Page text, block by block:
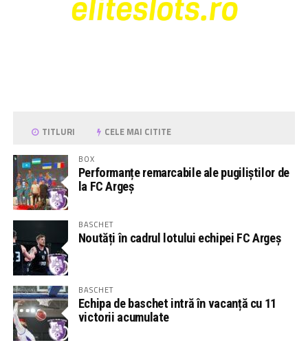
TITLURI CELE MAI CITITE
BOX
Performanțe remarcabile ale pugiliștilor de
la FC Argeș
BASCHET
Noutăți în cadrul lotului echipei FC Argeș
BASCHET
Echipa de baschet intră în vacanță cu 11
victorii acumulate